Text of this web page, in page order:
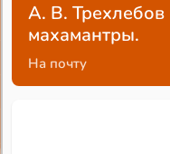
А. В.
махамантры.
На почту